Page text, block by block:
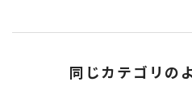
同じカテゴリの